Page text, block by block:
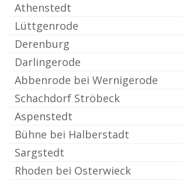
Athenstedt
Lüttgenrode
Derenburg
Darlingerode
Abbenrode bei Wernigerode
Schachdorf Ströbeck
Aspenstedt
Bühne bei Halberstadt
Sargstedt
Rhoden bei Osterwieck